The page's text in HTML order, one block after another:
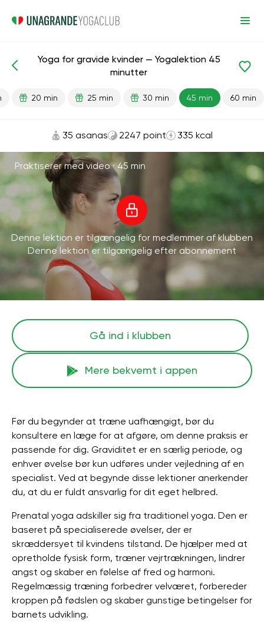
Færdiglavede lektioner Graviditet
Yoga for gravide kvinder — Yogalektion 45
minutter
20 min 25 min 30 min 45 min 60 min
35 asanas 2247 point 335 kcal
Praktiserer med video ·45 min
Denne lektion er tilgængelig for medlemmer af klubben
Denne lektion er tilgængelig efter abonnement
Gå ind i klubben
Mere bekvemt i appen
Før du begynder at træne uafhængigt, bør du
konsultere en læge for at afgøre, om denne praksis er
passende for dig. Graviditet er en særlig periode, og
enhver øvelse bør kun udføres under vejledning af en
specialist. Ved at begynde disse lektioner anerkender
du, at du er fuldt ansvarlig for dit eget helbred.
Prenatal yoga adskiller sig fra traditionel yoga. Den er
baseret på specialiserede øvelser, der er
skræddersyet til kvindens tilstand. De hjælper med at
opretholde fysisk form, træner vejrtrækningen, lindrer
angst og skaber en følelse af fred og harmoni.
Regelmæssig træning forbedrer velværet, forbereder
kroppen på fødslen og skaber gunstige betingelser for
barnets udvikling.